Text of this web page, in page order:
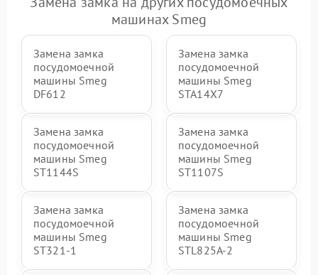
машинах Smeg
Замена замка
посудомоечной
машины Smeg
DF612
Замена замка
посудомоечной
машины Smeg
STA14X7
Замена замка
посудомоечной
машины Smeg
ST1144S
Замена замка
посудомоечной
машины Smeg
ST1107S
Замена замка
посудомоечной
машины Smeg
ST321-1
Замена замка
посудомоечной
машины Smeg
STL825A-2